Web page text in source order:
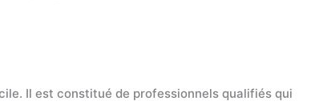
Il est constitué de professionnels qualifiés qui